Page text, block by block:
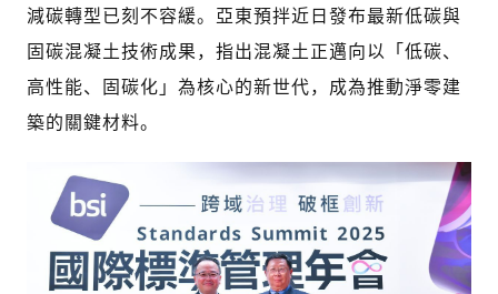
減碳轉型已刻不容緩。亞東預拌近日發布最新低碳與
固碳混凝土技術成果，指出混凝土正邁向以「低碳、
高性能、固碳化」為核心的新世代，成為推動淨零建
築的關鍵材料。